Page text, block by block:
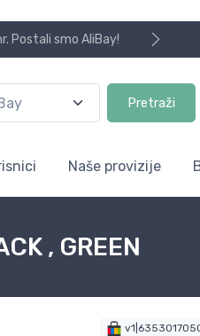
Postali smo AliBay!
Pretraži
Naše provizije
, GREEN